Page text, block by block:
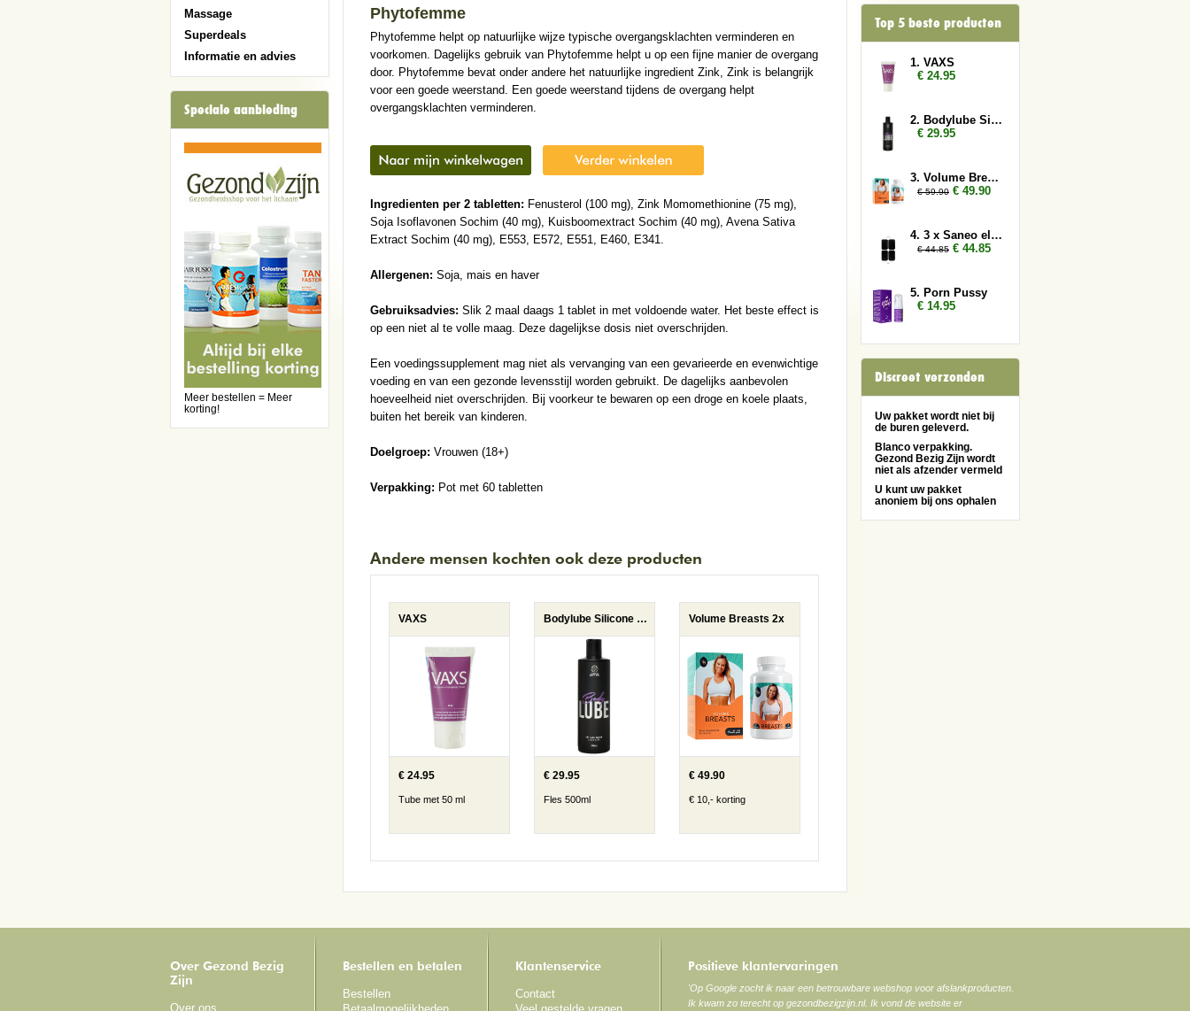
Massage
Superdeals
Informatie en advies
Speciale aanbieding
Meer bestellen = Meer
korting!
Phytofemme
Phytofemme helpt op natuurlijke wijze typische overgangsklachten verminderen en
voorkomen. Dagelijks gebruik van Phytofemme helpt u op een fijne manier de overgang
door. Phytofemme bevat onder andere het natuurlijke ingredient Zink, Zink is belangrijk
voor een goede weerstand. Een goede weerstand tijdens de overgang helpt
overgangsklachten verminderen.
Ingredienten per 2 tabletten: Fenusterol (100 mg), Zink Momomethionine (75 mg),
Soja Isoflavonen Sochim (40 mg), Kuisboomextract Sochim (40 mg), Avena Sativa
Extract Sochim (40 mg), E553, E572, E551, E460, E341.
Allergenen: Soja, mais en haver
Gebruiksadvies: Slik 2 maal daags 1 tablet in met voldoende water. Het beste effect is
op een niet al te volle maag. Deze dagelijkse dosis niet overschrijden.
Een voedingssupplement mag niet als vervanging van een gevarieerde en evenwichtige
voeding en van een gezonde levensstijl worden gebruikt. De dagelijks aanbevolen
hoeveelheid niet overschrijden. Bij voorkeur te bewaren op een droge en koele plaats,
buiten het bereik van kinderen.
Doelgroep: Vrouwen (18+)
Verpakking: Pot met 60 tabletten
Andere mensen kochten ook deze producten
VAXS
€ 24.95
Tube met 50 ml
Bodylube Silicone Based 500ml
€ 29.95
Fles 500ml
Volume Breasts 2x
€ 49.90
€ 10,- korting
Top 5 beste producten
1. VAXS
€ 24.95
2. Bodylube Silicone Based 500ml
€ 29.95
3. Volume Breasts 2x
€ 59.90 € 49.90
4. 3 x Saneo elektroden rechthoek
€ 44.85 € 44.85
5. Porn Pussy
€ 14.95
Discreet verzonden
Uw pakket wordt niet bij
de buren geleverd.
Blanco verpakking.
Gezond Bezig Zijn wordt
niet als afzender vermeld
U kunt uw pakket
anoniem bij ons ophalen
Over Gezond Bezig
Zijn
Over ons
Bestellen en betalen
Bestellen
Klantenservice
Contact
Positieve klantervaringen
'Op Google zocht ik naar een betrouwbare webshop voor afslankproducten.
Ik kwam zo terecht op gezondbezigzijn.nl. Ik vond de website er